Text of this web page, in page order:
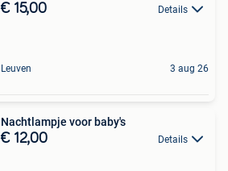
€ 15,00 Details
Leuven 3 aug 26
Nachtlampje voor baby's
€ 12,00 Details